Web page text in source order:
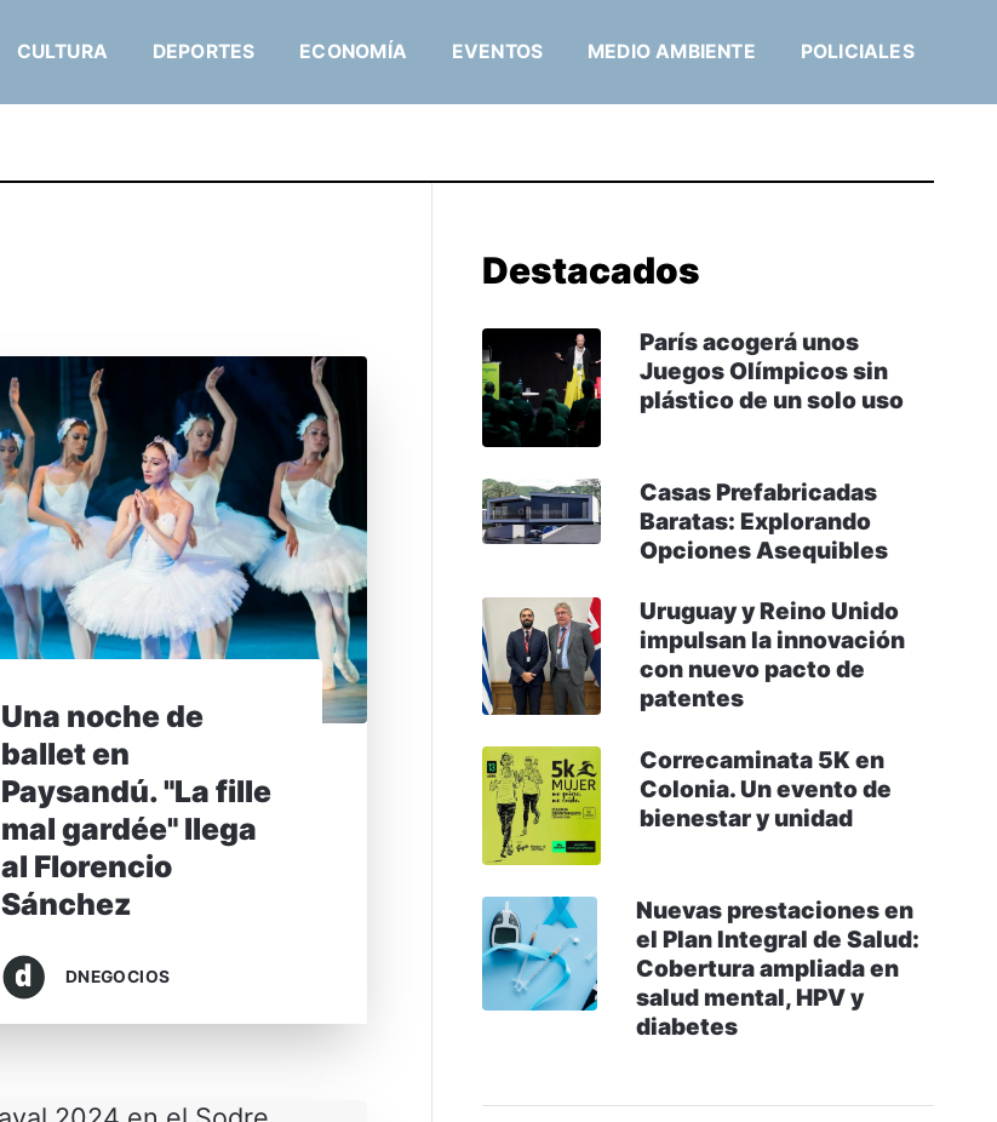
CULTURA DEPORTES ECONOMÍA EVENTOS MEDIO AMBIENTE POLICIALES
Una noche de
ballet en
Paysandú. "La fille
mal gardée" llega
al Florencio
Sánchez
DNEGOCIOS
Destacados
París acogerá unos
Juegos Olímpicos sin
plástico de un solo uso
Casas Prefabricadas
Baratas: Explorando
Opciones Asequibles
Uruguay y Reino Unido
impulsan la innovación
con nuevo pacto de
patentes
Correcaminata 5K en
Colonia. Un evento de
bienestar y unidad
Nuevas prestaciones en
el Plan Integral de Salud:
Cobertura ampliada en
salud mental, HPV y
diabetes